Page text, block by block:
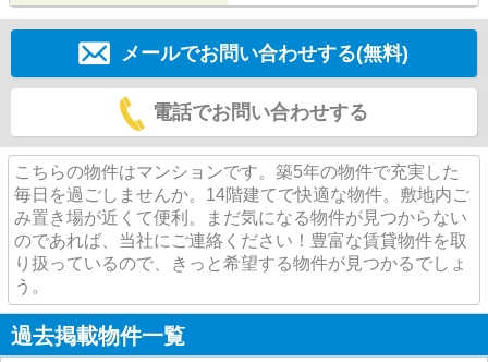
メールでお問い合わせする(無料)
電話でお問い合わせする
こちらの物件はマンションです。築5年の物件で充実した
毎日を過ごしませんか。14階建てで快適な物件。敷地内ご
み置き場が近くて便利。まだ気になる物件が見つからない
のであれば、当社にご連絡ください！豊富な賃貸物件を取
り扱っているので、きっと希望する物件が見つかるでしょ
う。
過去掲載物件一覧